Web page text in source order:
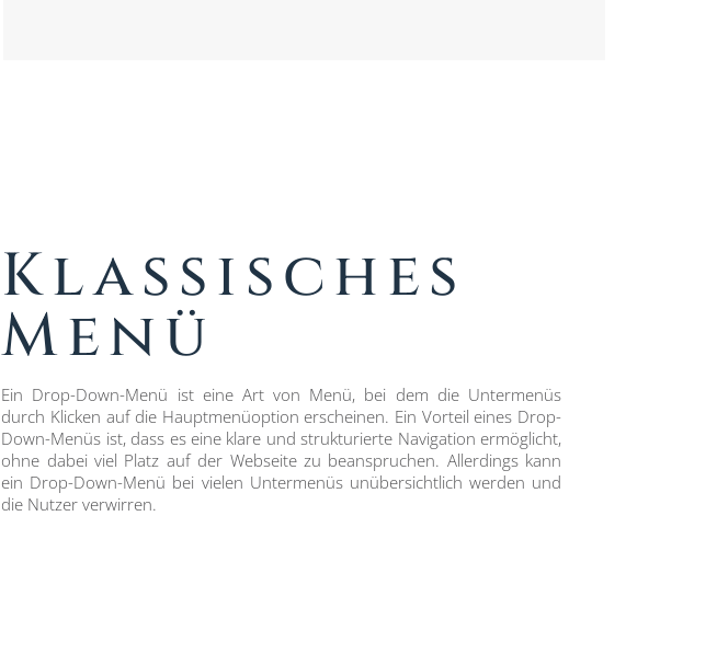
Klassisches
Menü
Ein Drop-Down-Menü ist eine Art von Menü, bei dem die Untermenüs
durch Klicken auf die Hauptmenüoption erscheinen. Ein Vorteil eines Drop-
Down-Menüs ist, dass es eine klare und strukturierte Navigation ermöglicht,
ohne dabei viel Platz auf der Webseite zu beanspruchen. Allerdings kann
ein Drop-Down-Menü bei vielen Untermenüs unübersichtlich werden und
die Nutzer verwirren.